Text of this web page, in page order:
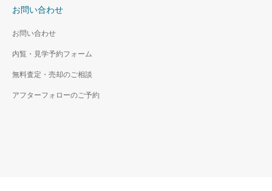
お問い合わせ
お問い合わせ
内覧・見学予約フォーム
無料査定・売却のご相談
アフターフォローのご予約